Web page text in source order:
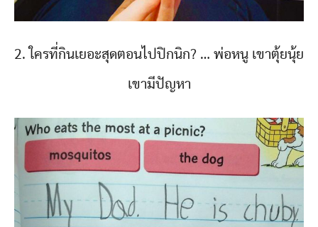
2. ใครที่กินเยอะสุดตอนไปปิกนิก? … พ่อหนู เขาตุ้ยนุ้ย
เขามีปัญหา